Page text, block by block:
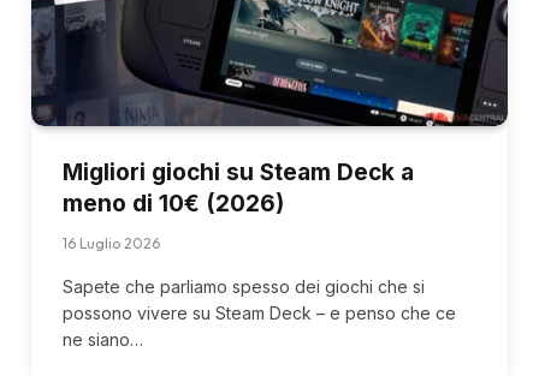
Migliori giochi su Steam Deck a
meno di 10€ (2026)
16 Luglio 2026
Sapete che parliamo spesso dei giochi che si
possono vivere su Steam Deck – e penso che ce
ne siano…